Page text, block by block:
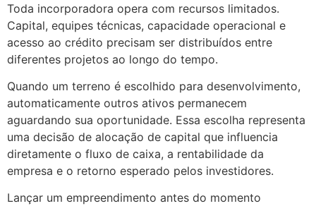
Toda incorporadora opera com recursos limitados.
Capital, equipes técnicas, capacidade operacional e
acesso ao crédito precisam ser distribuídos entre
diferentes projetos ao longo do tempo.
Quando um terreno é escolhido para desenvolvimento,
automaticamente outros ativos permanecem
aguardando sua oportunidade. Essa escolha representa
uma decisão de alocação de capital que influencia
diretamente o fluxo de caixa, a rentabilidade da
empresa e o retorno esperado pelos investidores.
Lançar um empreendimento antes do momento